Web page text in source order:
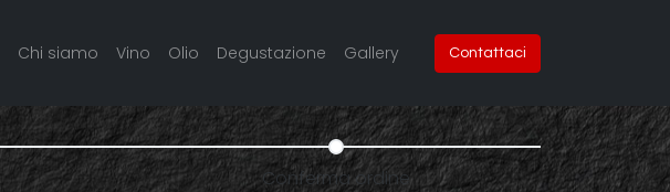
Chi siamo Vino Olio Degustazione Gallery Contattaci
Conferma ordine